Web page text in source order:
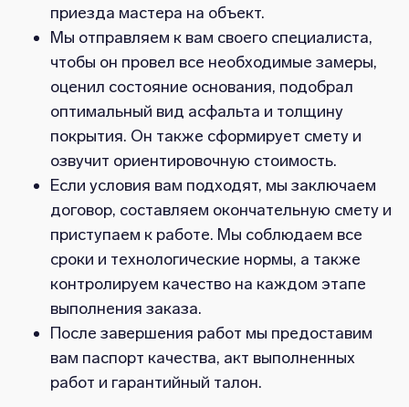
приезда мастера на объект.
Мы отправляем к вам своего специалиста,
чтобы он провел все необходимые замеры,
оценил состояние основания, подобрал
оптимальный вид асфальта и толщину
покрытия. Он также сформирует смету и
озвучит ориентировочную стоимость.
Если условия вам подходят, мы заключаем
договор, составляем окончательную смету и
приступаем к работе. Мы соблюдаем все
сроки и технологические нормы, а также
контролируем качество на каждом этапе
выполнения заказа.
После завершения работ мы предоставим
вам паспорт качества, акт выполненных
работ и гарантийный талон.